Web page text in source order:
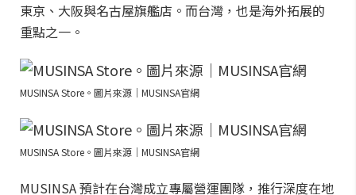
東京、大阪與名古屋旗艦店。而台灣，也是海外拓展的
重點之一。
MUSINSA Store。圖片來源｜MUSINSA官網
MUSINSA Store。圖片來源｜MUSINSA官網
MUSINSA 預計在台灣成立專屬營運團隊，推行深度在地